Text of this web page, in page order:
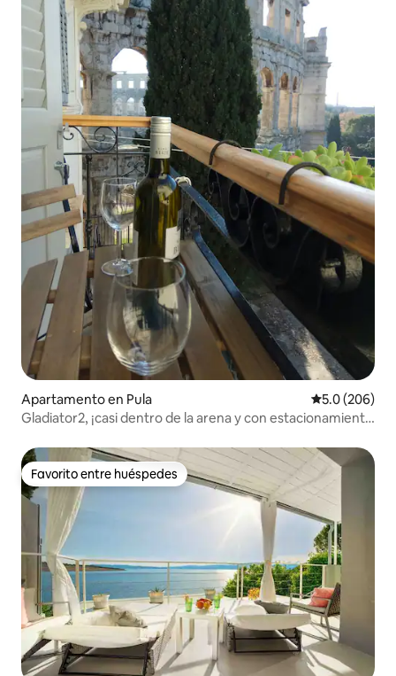
Apartamento en Pula Calificación
5.0 (206)
Gladiator2, ¡casi dentro de la arena y con estacionamiento
Favorito entre huéspedes
Favorito entre huéspedes